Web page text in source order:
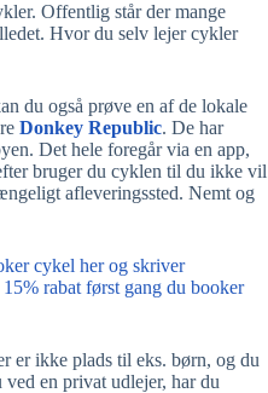
Offentlig står der mange
Hvor du selv lejer cykler
du også prøve en af de lokale
Donkey Republic. De har
Det hele foregår via en app,
bruger du cyklen til du ikke vil
afleveringssted. Nemt og
cykel her og skriver
rabat først gang du booker
er ikke plads til eks. børn, og du
en privat udlejer, har du